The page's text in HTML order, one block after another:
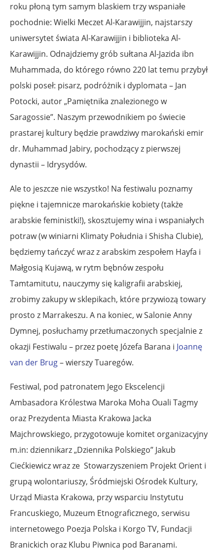
roku płoną tym samym blaskiem trzy wspaniałe
pochodnie: Wielki Meczet Al-Karawijjin, najstarszy
uniwersytet świata Al-Karawijjin i biblioteka Al-
Karawijjin. Odnajdziemy grób sułtana Al-Jazida ibn
Muhammada, do którego równo 220 lat temu przybył
polski poseł: pisarz, podróżnik i dyplomata – Jan
Potocki, autor „Pamiętnika znalezionego w
Saragossie”. Naszym przewodnikiem po świecie
prastarej kultury będzie prawdziwy marokański emir
dr. Muhammad Jabiry, pochodzący z pierwszej
dynastii – Idrysydów.
Ale to jeszcze nie wszystko! Na festiwalu poznamy
piękne i tajemnicze marokańskie kobiety (także
arabskie feministki!), skosztujemy wina i wspaniałych
potraw (w winiarni Klimaty Południa i Shisha Clubie),
będziemy tańczyć wraz z arabskim zespołem Hayfa i
Małgosią Kujawą, w rytm bębnów zespołu
Tamtamitutu, nauczymy się kaligrafii arabskiej,
zrobimy zakupy w sklepikach, które przywiozą towary
prosto z Marrakeszu. A na koniec, w Salonie Anny
Dymnej, posłuchamy przetłumaczonych specjalnie z
okazji Festiwalu – przez poetę Józefa Barana i Joannę
van der Brug– wierszy Tuaregów.
Festiwal, pod patronatem Jego Ekscelencji
Ambasadora Królestwa Maroka Moha Ouali Tagmy
oraz Prezydenta Miasta Krakowa Jacka
Majchrowskiego, przygotowuje komitet organizacyjny
m.in: dziennikarz „Dziennika Polskiego” Jakub
Ciećkiewicz wraz ze Stowarzyszeniem Projekt Orient i
grupą wolontariuszy, Śródmiejski Ośrodek Kultury,
Urząd Miasta Krakowa, przy wsparciu Instytutu
Francuskiego, Muzeum Etnograficznego, serwisu
internetowego Poezja Polska i Korgo TV, Fundacji
Branickich oraz Klubu Piwnica pod Baranami.